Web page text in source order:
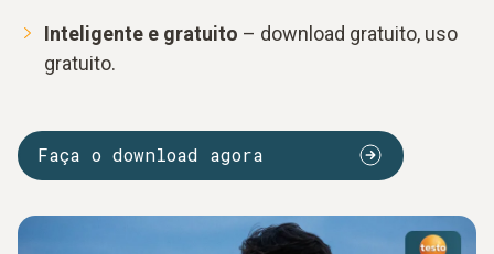
Inteligente e gratuito – download gratuito, uso
gratuito.
Faça o download agora